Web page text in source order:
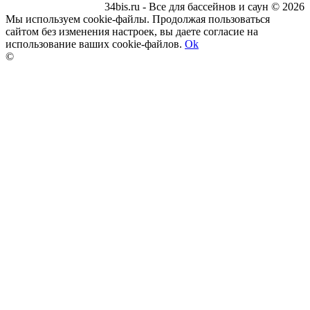
34bis.ru - Все для бассейнов и саун © 2026
Мы используем cookie-файлы. Продолжая пользоваться
сайтом без изменения настроек, вы даете согласие на
использование ваших cookie-файлов. Ok
©